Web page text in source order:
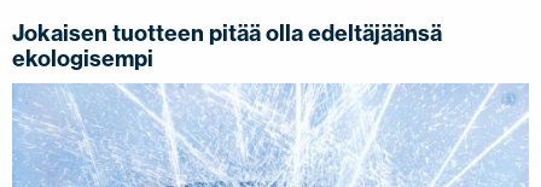
Jokaisen tuotteen pitää olla edeltäjäänsä
ekologisempi